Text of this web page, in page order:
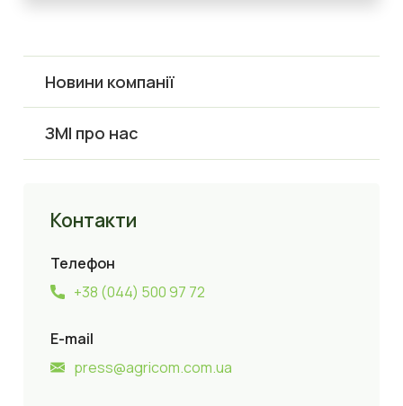
Новини компанії
ЗМІ про нас
Контакти
Телефон
+38 (044) 500 97 72
E-mail
press@agricom.com.ua